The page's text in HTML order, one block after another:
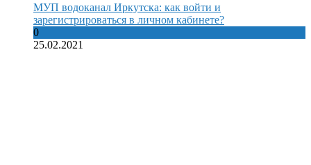
МУП водоканал Иркутска: как войти и
зарегистрироваться в личном кабинете?
0
25.02.2021